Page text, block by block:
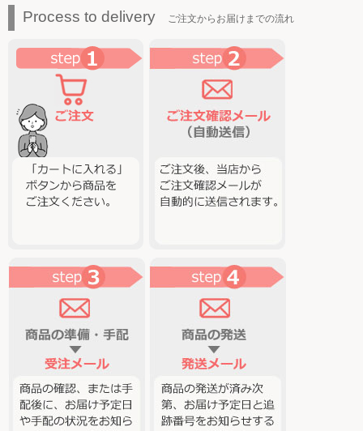
Process to delivery ご注文からお届けまでの流れ